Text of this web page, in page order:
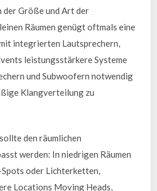
der Größe und Art der
Räumen genügt oftmals eine
integrierten Lautsprechern,
leistungsstärkere Systeme
und Subwoofern notwendig
Klangverteilung zu
den räumlichen
werden: In niedrigen Räumen
oder Lichterketten,
Locations Moving Heads,